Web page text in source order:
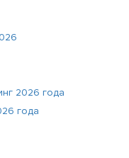
2026 года
года